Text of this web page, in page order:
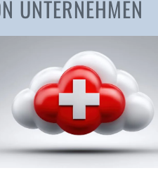
UNTERNEHMEN